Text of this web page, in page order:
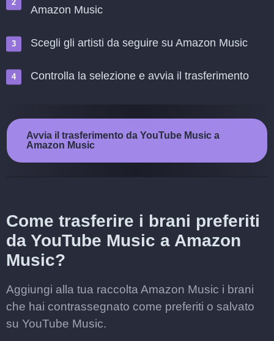
Amazon Music
Scegli gli artisti da seguire su Amazon Music
Controlla la selezione e avvia il trasferimento
Avvia il trasferimento da YouTube Music a
Amazon Music
Come trasferire i brani preferiti
da YouTube Music a Amazon
Music?
Aggiungi alla tua raccolta Amazon Music i brani
che hai contrassegnato come preferiti o salvato
su YouTube Music.